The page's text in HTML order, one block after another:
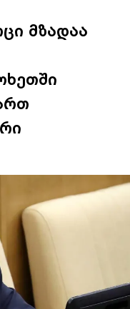
მზადაა